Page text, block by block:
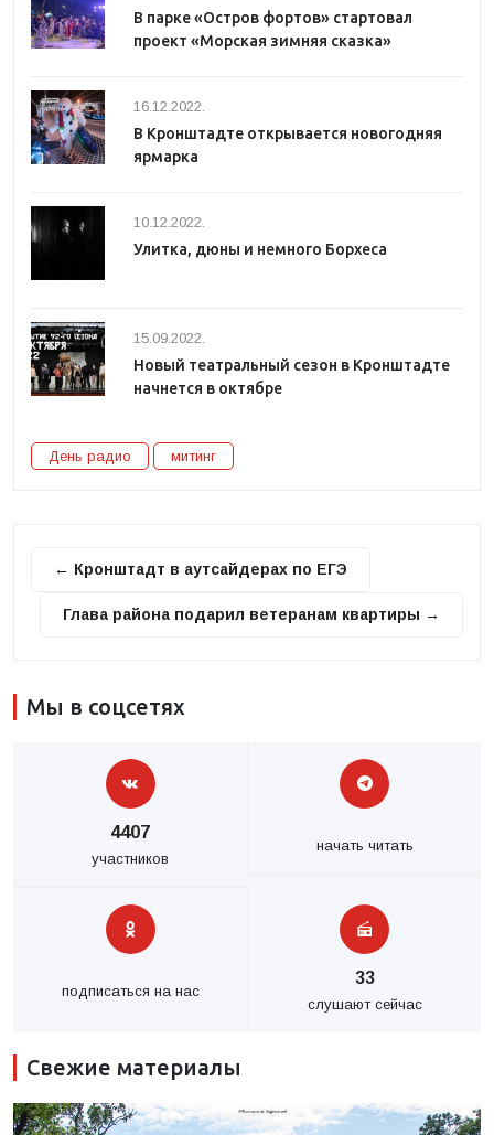
В парке «Остров фортов» стартовал
проект «Морская зимняя сказка»
16.12.2022.
В Кронштадте открывается новогодняя
ярмарка
10.12.2022.
Улитка, дюны и немного Борхеса
15.09.2022.
Новый театральный сезон в Кронштадте
начнется в октябре
День радио митинг
← Кронштадт в аутсайдерах по ЕГЭ
Глава района подарил ветеранам квартиры →
Мы в соцсетях
4407
участников
начать читать
подписаться на нас
33
слушают сейчас
Свежие материалы